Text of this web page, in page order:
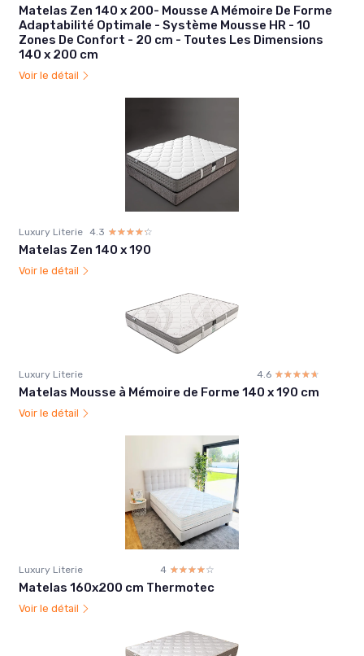
Matelas Zen 140 x 200- Mousse A Mémoire De Forme
Adaptabilité Optimale - Système Mousse HR - 10
Zones De Confort - 20 cm - Toutes Les Dimensions
140 x 200 cm
Voir le détail
Luxury Literie 4.3 ☆☆☆☆☆
★★★★★
Matelas Zen 140 x 190
Voir le détail
Luxury Literie 4.6 ☆☆☆☆☆
★★★★★
Matelas Mousse à Mémoire de Forme 140 x 190 cm
Voir le détail
Luxury Literie 4 ☆☆☆☆☆
★★★★★
Matelas 160x200 cm Thermotec
Voir le détail